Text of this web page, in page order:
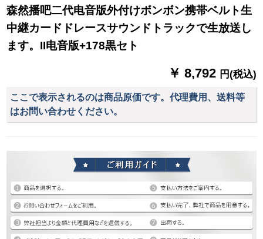
森然播吧二代电音版外付けボンボン携帯ベルト生
中継カードドレースサウンドトラックで生放送し
ます。II电音版+178黒セト
￥ 8,792 円(税込)
ここで表示されるのは商品原価です。代理費用、送料等
はお問い合わせください。